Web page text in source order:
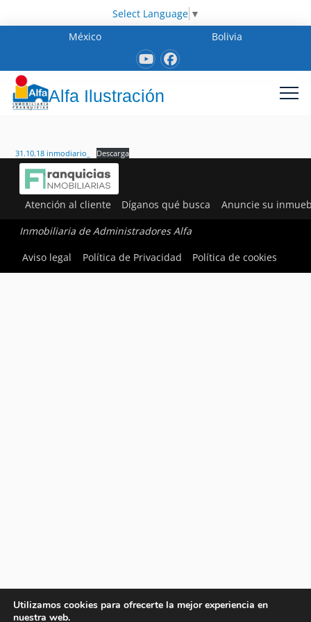
Select Language ▼
México
Bolivia
Alfa Ilustración
31.10.18 inmodiario_ Descarga
Atención al cliente Díganos qué busca Anuncie su
Inmobiliaria de Administradores Alfa
Aviso legal
Política de Privacidad Política de cookies
Utilizamos cookies para ofrecerte la mejor experiencia en
nuestra web.